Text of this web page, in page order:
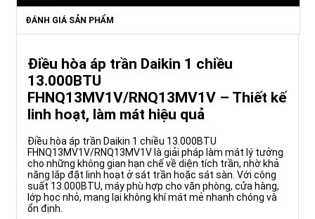
ĐÁNH GIÁ SẢN PHẨM
Điều hòa áp trần Daikin 1 chiều
13.000BTU
FHNQ13MV1V/RNQ13MV1V – Thiết kế
linh hoạt, làm mát hiệu quả
Điều hòa áp trần Daikin 1 chiều 13.000BTU
FHNQ13MV1V/RNQ13MV1V là giải pháp làm mát lý tưởng
cho những không gian hạn chế về diện tích trần, nhờ khả
năng lắp đặt linh hoạt ở sát trần hoặc sát sàn. Với công
suất 13.000BTU, máy phù hợp cho văn phòng, cửa hàng,
lớp học nhỏ, mang lại không khí mát mẻ nhanh chóng và
ổn định.